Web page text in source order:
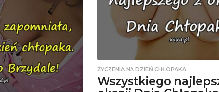
ŻYCZENIA NA DZIEŃ CHŁOPAKA
Wszystkiego